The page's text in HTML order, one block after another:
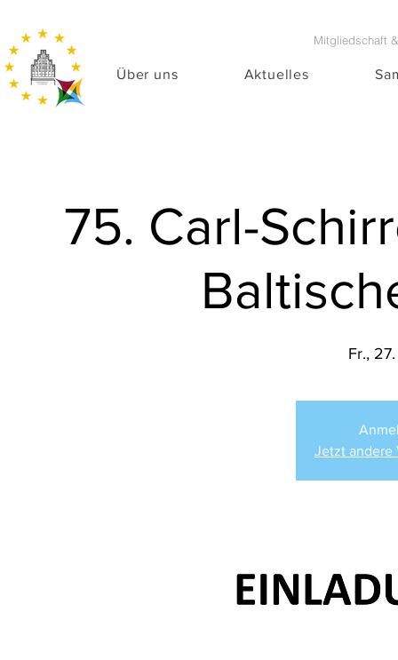
Über uns Aktuelles
Mitgliedschaft
75. Carl-
Fr.,
Jetzt andere